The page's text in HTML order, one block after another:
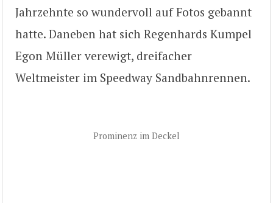
Jahrzehnte so wundervoll auf Fotos gebannt
hatte. Daneben hat sich Regenhards Kumpel
Egon Müller verewigt, dreifacher
Weltmeister im Speedway Sandbahnrennen.
Prominenz im Deckel